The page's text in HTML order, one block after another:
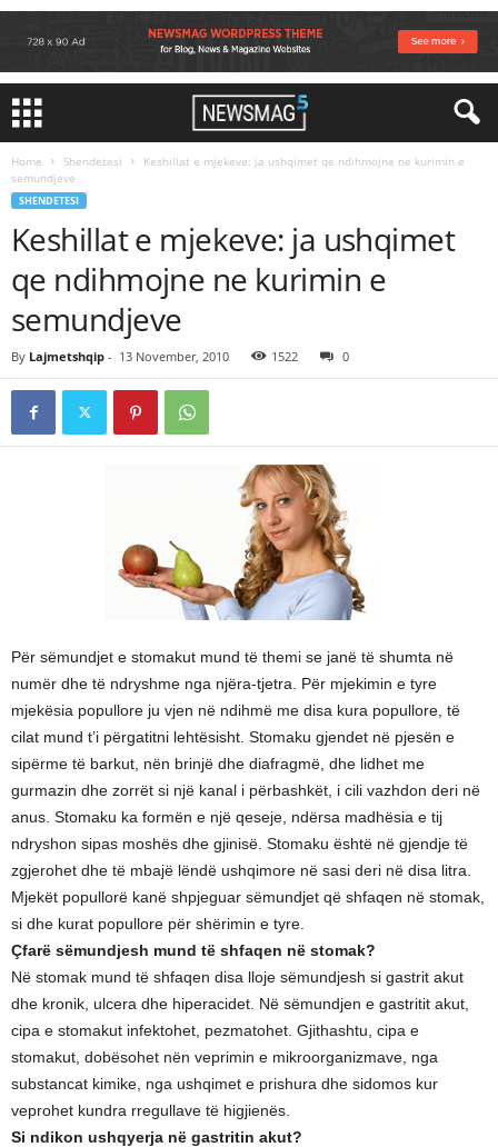
Home Shendetesi
Keshillat e mjekeve: ja ushqimet qe ndihmojne ne kurimin e
semundjeve
SHENDETESI
Keshillat e mjekeve: ja ushqimet
qe ndihmojne ne kurimin e
semundjeve
By Lajmetshqip - 13 November, 2010 1522 0
Për sëmundjet e stomakut mund të themi se janë të shumta në
numër dhe të ndryshme nga njëra-tjetra. Për mjekimin e tyre
mjekësia popullore ju vjen në ndihmë me disa kura popullore, të
cilat mund t’i përgatitni lehtësisht. Stomaku gjendet në pjesën e
sipërme të barkut, nën brinjë dhe diafragmë, dhe lidhet me
gurmazin dhe zorrët si një kanal i përbashkët, i cili vazhdon deri në
anus. Stomaku ka formën e një qeseje, ndërsa madhësia e tij
ndryshon sipas moshës dhe gjinisë. Stomaku është në gjendje të
zgjerohet dhe të mbajë lëndë ushqimore në sasi deri në disa litra.
Mjekët popullorë kanë shpjeguar sëmundjet që shfaqen në stomak,
si dhe kurat popullore për shërimin e tyre.
Çfarë sëmundjesh mund të shfaqen në stomak?
Në stomak mund të shfaqen disa lloje sëmundjesh si gastrit akut
dhe kronik, ulcera dhe hiperacidet. Në sëmundjen e gastritit akut,
cipa e stomakut infektohet, pezmatohet. Gjithashtu, cipa e
stomakut, dobësohet nën veprimin e mikroorganizmave, nga
substancat kimike, nga ushqimet e prishura dhe sidomos kur
veprohet kundra rregullave të higjienës.
Si ndikon ushqyerja në gastritin akut?